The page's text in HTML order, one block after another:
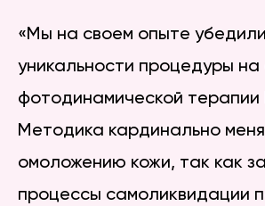
«Мы на своем опыте
уникальности процедуры
фотодинамической терапии
Методика кардинально
омоложению кожи, так как
процессы самоликвидации